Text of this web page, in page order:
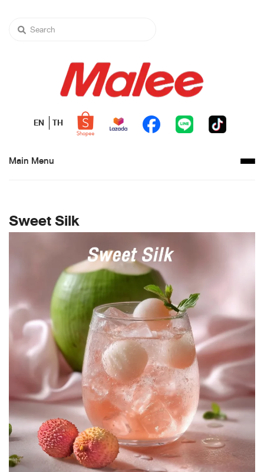
EN TH
Main Menu
Sweet Silk